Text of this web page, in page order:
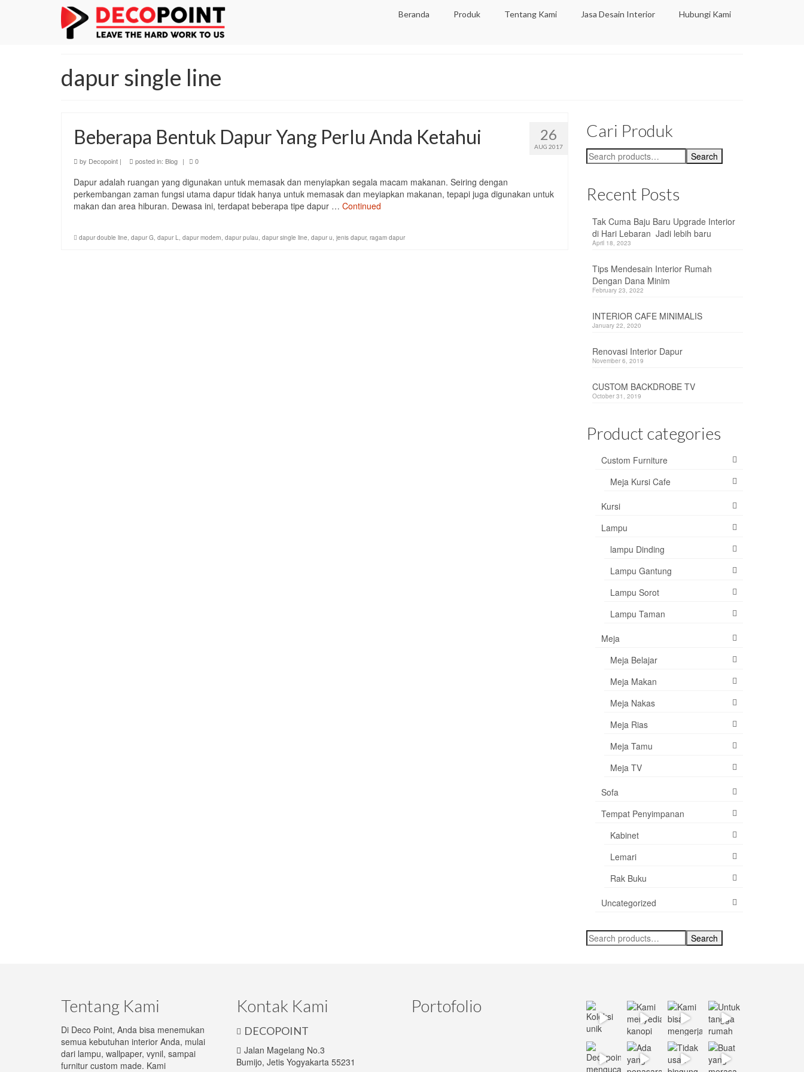
Beranda Produk Tentang Kami Jasa Desain Interior Hubungi Kami
dapur single line
26
AUG 2017
Beberapa Bentuk Dapur Yang Perlu Anda Ketahui
by Decopoint | posted in: Blog | 0
Dapur adalah ruangan yang digunakan untuk memasak dan menyiapkan segala macam makanan. Seiring dengan
perkembangan zaman fungsi utama dapur tidak hanya untuk memasak dan meyiapkan makanan, tepapi juga digunakan untuk
makan dan area hiburan. Dewasa ini, terdapat beberapa tipe dapur … Continued
dapur double line, dapur G, dapur L, dapur modern, dapur pulau, dapur single line, dapur u, jenis dapur, ragam dapur
Cari Produk
Search
for:
Search
Recent Posts
Tak Cuma Baju Baru Upgrade Interior
di Hari Lebaran Jadi lebih baru
April 18, 2023
Tips Mendesain Interior Rumah
Dengan Dana Minim
February 23, 2022
INTERIOR CAFE MINIMALIS
January 22, 2020
Renovasi Interior Dapur
November 6, 2019
CUSTOM BACKDROBE TV
October 31, 2019
Product categories
Custom Furniture
Meja Kursi Cafe
Kursi
Lampu
lampu Dinding
Lampu Gantung
Lampu Sorot
Lampu Taman
Meja
Meja Belajar
Meja Makan
Meja Nakas
Meja Rias
Meja Tamu
Meja TV
Sofa
Tempat Penyimpanan
Kabinet
Lemari
Rak Buku
Uncategorized
Search
for:
Search
Tentang Kami
Di Deco Point, Anda bisa menemukan
semua kebutuhan interior Anda, mulai
dari lampu, wallpaper, vynil, sampai
furnitur custom made. Kami
Kontak Kami
DECOPOINT
Jalan Magelang No.3
Bumijo, Jetis Yogyakarta 55231
Portofolio